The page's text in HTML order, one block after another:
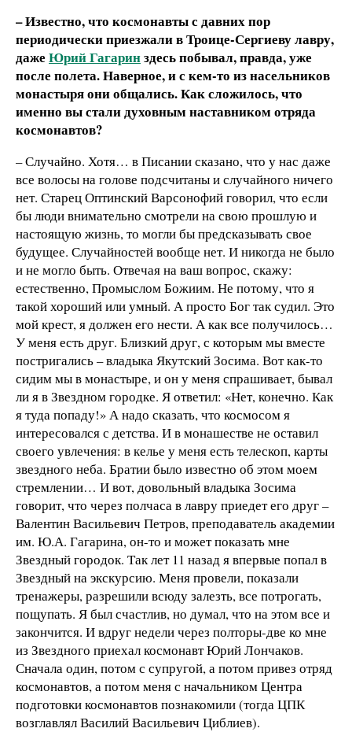
– Известно, что космонавты с давних пор
периодически приезжали в Троице-Сергиеву лавру,
даже Юрий Гагаринздесь побывал, правда, уже
после полета. Наверное, и с кем-то из насельников
монастыря они общались. Как сложилось, что
именно вы стали духовным наставником отряда
космонавтов?
– Случайно. Хотя… в Писании сказано, что у нас даже
все волосы на голове подсчитаны и случайного ничего
нет. Старец Оптинский Варсонофий говорил, что если
бы люди внимательно смотрели на свою прошлую и
настоящую жизнь, то могли бы предсказывать свое
будущее. Случайностей вообще нет. И никогда не было
и не могло быть. Отвечая на ваш вопрос, скажу:
естественно, Промыслом Божиим. Не потому, что я
такой хороший или умный. А просто Бог так судил. Это
мой крест, я должен его нести. А как все получилось…
У меня есть друг. Близкий друг, с которым мы вместе
постригались – владыка Якутский Зосима. Вот как-то
сидим мы в монастыре, и он у меня спрашивает, бывал
ли я в Звездном городке. Я ответил: «Нет, конечно. Как
я туда попаду!» А надо сказать, что космосом я
интересовался с детства. И в монашестве не оставил
своего увлечения: в келье у меня есть телескоп, карты
звездного неба. Братии было известно об этом моем
стремлении… И вот, довольный владыка Зосима
говорит, что через полчаса в лавру приедет его друг –
Валентин Васильевич Петров, преподаватель академии
им. Ю.А. Гагарина, он-то и может показать мне
Звездный городок. Так лет 11 назад я впервые попал в
Звездный на экскурсию. Меня провели, показали
тренажеры, разрешили всюду залезть, все потрогать,
пощупать. Я был счастлив, но думал, что на этом все и
закончится. И вдруг недели через полторы-две ко мне
из Звездного приехал космонавт Юрий Лончаков.
Сначала один, потом с супругой, а потом привез отряд
космонавтов, а потом меня с начальником Центра
подготовки космонавтов познакомили (тогда ЦПК
возглавлял Василий Васильевич Циблиев).